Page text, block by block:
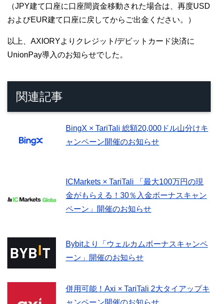
（JPY建て口座に口座間資金移動された場合は、再度USD
およびEUR建て口座に戻してからご出金ください。）
以上、AXIORYよりクレジット/デビットカード決済に
UnionPay導入のお知らせでした。
関連記事
BingX × TariTali 総額20,000ドル山分けキ
ャンペーン開催のお知らせ
ICMarkets × TariTali 「最大100万円の現
金がもらえる！30％入金ボーナスキャン
ペーン」開催のお知らせ
Bybitより「ウェルカムボーナスキャンペ
ーン」開催のお知らせ
併用可能！Axi × TariTali 2大タイアップキ
ャンペーン開催のお知らせ